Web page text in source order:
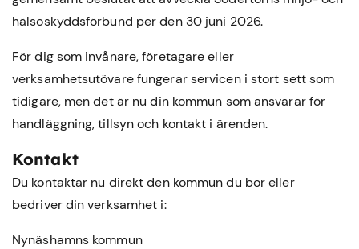
hälsoskyddsförbund per den 30 juni 2026.
För dig som invånare, företagare eller
verksamhetsutövare fungerar servicen i stort sett som
tidigare, men det är nu din kommun som ansvarar för
handläggning, tillsyn och kontakt i ärenden.
Kontakt
Du kontaktar nu direkt den kommun du bor eller
bedriver din verksamhet i:
Nynäshamns kommun